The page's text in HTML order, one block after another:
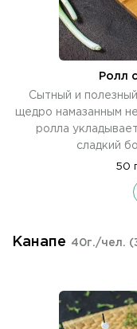
Ролл
Сытный и
щедро намазанным
ролла
сладкий
50
Канапе 40г./чел.